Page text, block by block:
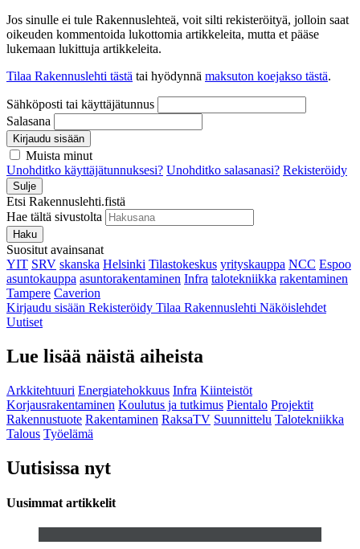
Jos sinulle ei tule Rakennuslehteä, voit silti rekisteröityä, jolloin saat
oikeuden kommentoida lukottomia artikkeleita, mutta et pääse
lukemaan lukittuja artikkeleita.
Tilaa Rakennuslehti tästä tai hyödynnä maksuton koejakso tästä.
Sähköposti tai käyttäjätunnus
Salasana
Kirjaudu sisään
Muista minut
Unohditko käyttäjätunnuksesi? Unohditko salasanasi? Rekisteröidy
Sulje
Etsi Rakennuslehti.fistä
Hae tältä sivustolta
Haku
Suositut avainsanat
YIT SRV skanska Helsinki Tilastokeskus yrityskauppa NCC Espoo
asuntokauppa asuntorakentaminen Infra talotekniikka rakentaminen
Tampere Caverion
Kirjaudu sisään Rekisteröidy Tilaa Rakennuslehti Näköislehdet
Uutiset
Lue lisää näistä aiheista
Arkkitehtuuri Energiatehokkuus Infra Kiinteistöt
Korjausrakentaminen Koulutus ja tutkimus Pientalo Projektit
Rakennustuote Rakentaminen RaksaTV Suunnittelu Talotekniikka
Talous Työelämä
Uutisissa nyt
Uusimmat artikkelit